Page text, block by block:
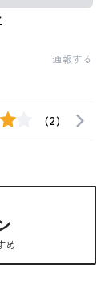
通報する
(2)
め